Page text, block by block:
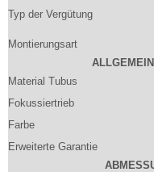
Typ der Vergütung
Montierungsart
Material Tubus
Fokussiertrieb
Farbe
Erweiterte Garantie